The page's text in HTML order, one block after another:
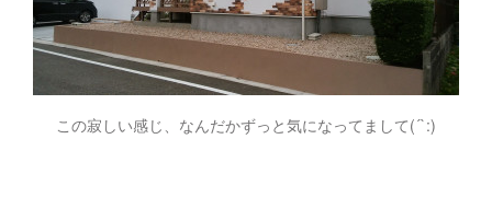
この寂しい感じ、なんだかずっと気になってまして(´`:)